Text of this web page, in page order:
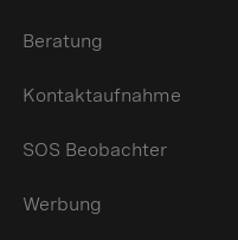
Beratung
Kontaktaufnahme
SOS Beobachter
Werbung